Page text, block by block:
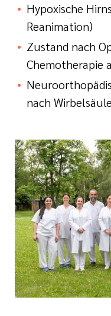
Hypoxische
Reanimation)
Zustand nach
Chemotherapie
nach